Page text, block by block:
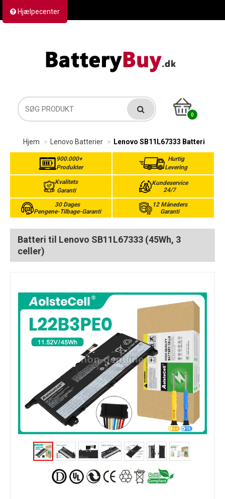
Hjælpecenter
0
Hjem Lenovo Batterier Lenovo SB11L67333 Batteri
900.000+
Produkter
Hurtig
Levering
Kvalitets
Garanti
Kundeservice
24/7
30 Dages
Pengene-Tilbage-Garanti
12 Måneders
Garanti
Batteri til Lenovo SB11L67333 (45Wh, 3
celler)